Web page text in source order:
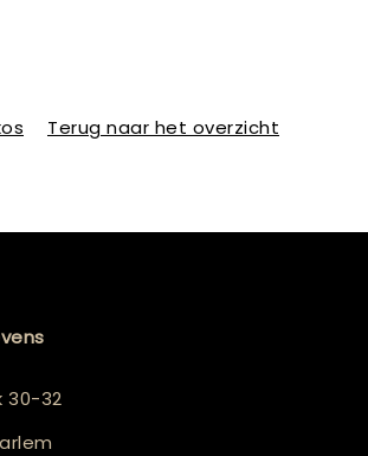
Terug naar het overzicht
30-32